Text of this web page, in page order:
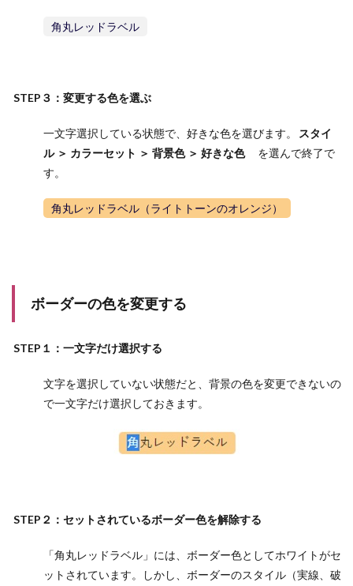
角丸レッドラベル
STEP３：変更する色を選ぶ
一文字選択している状態で、好きな色を選びます。
スタイ
ル ＞ カラーセット ＞ 背景色 ＞ 好きな色
を選んで終了で
す。
角丸レッドラベル（ライトトーンのオレンジ）
ボーダーの色を変更する
STEP１：一文字だけ選択する
文字を選択していない状態だと、背景の色を変更できないの
で一文字だけ選択しておきます。
STEP２：セットされているボーダー色を解除する
「角丸レッドラベル」には、ボーダー色としてホワイトがセ
ットされています。しかし、ボーダーのスタイル（実線、破